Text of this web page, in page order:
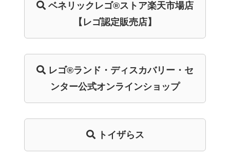
ベネリック レゴ®ストア楽天市場店
【レゴ認定販売店】
レゴ®ランド・ ディスカバリー・ セ
ンター公式オンラインショップ
トイザらス